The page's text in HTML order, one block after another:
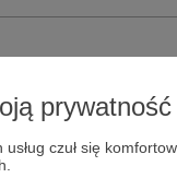
prywatność
czuł się
mnie